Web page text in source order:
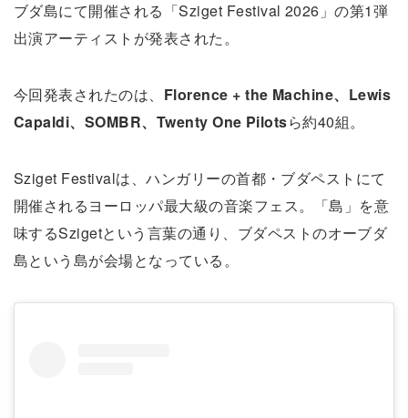
ブダ島にて開催される「Sziget Festival 2026」の第1弾
出演アーティストが発表された。
今回発表されたのは、 Florence + the Machine、Lewis
Capaldi、SOMBR、Twenty One Pilotsら約40組。
Sziget Festivalは、ハンガリーの首都・ブダペストにて
開催されるヨーロッパ最大級の音楽フェス。「島」を意
味するSzigetという言葉の通り、ブダペストのオーブダ
島という島が会場となっている。